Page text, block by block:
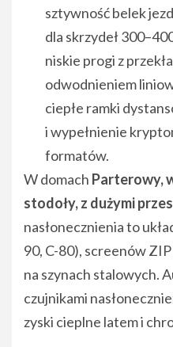
sztywność belek
dla skrzydeł
niskie progi z
odwodnieniem
ciepłe ramki
i wypełnienie
formatów.
W domach Parterowy,
stodoły, z dużymi
nasłonecznienia to
90, C-80), screenów
na szynach stalowych.
czujnikami
zyski cieplne latem i